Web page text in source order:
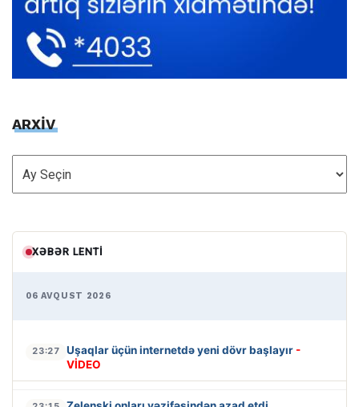
ARXİV
ARXİV
XƏBƏR LENTI
06 AVQUST 2026
23:27 Uşaqlar üçün internetdə yeni dövr başlayır -
VİDEO